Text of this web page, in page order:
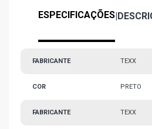
ESPECIFICAÇÕES|
FABRICANTE TEXX
COR PRETO
FABRICANTE TEXX